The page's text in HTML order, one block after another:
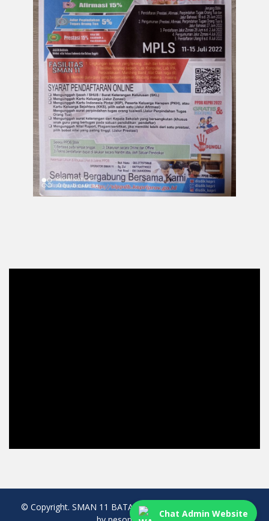
Chat Admin Website
© Copyright. SMAN 11 BATAM. All rights reserved. created